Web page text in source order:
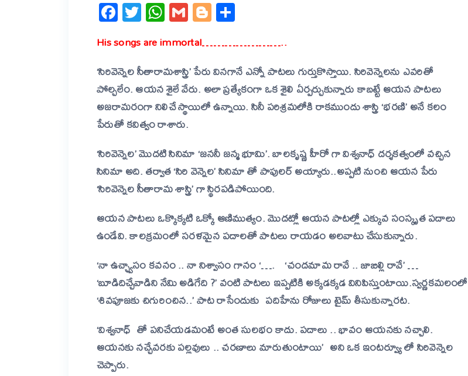
Facebook
Twitter
WhatsApp
GmailBlogger
His songs are immortal…………………..
‘సిరివెన్నెల సీతారామశాస్త్రి’ పేరు వినగానే ఎన్నో పాటలు గుర్తుకొస్తాయి. సిరివెన్నెలను ఎవరితో
పోల్చలేం. ఆయన శైలే వేరు. అలా ప్రత్యేకంగా ఒక శైలి ఏర్పర్చుకున్నారు కాబట్టే ఆయన పాటలు
అజరామరంగా నిలిచే స్థాయిలో ఉన్నాయి. సినీ పరిశ్రమలోకి రాకముందు శాస్త్రి ‘భరణి’ అనే కలం
పేరుతో కవిత్వం రాశారు.
‘సిరివెన్నెల’ మొదటి సినిమా ‘జననీ జన్మ భూమి’. బాలకృష్ణ హీరో గా విశ్వనాధ్ దర్శకత్వంలో వచ్చిన
సినిమా అది. తర్వాత ‘సిరి వెన్నెల’ సినిమా తో పాపులర్ అయ్యారు..అప్పటి నుంచి ఆయన పేరు
‘సిరివెన్నెల సీతారామ శాస్త్రి’ గా స్థిరపడిపోయింది.
ఆయన పాటలు ఒక్కొక్కటి ఒక్కో ఆణిముత్యం. మొదట్లో ఆయన పాటల్లో ఎక్కువ సంస్కృత పదాలు
ఉండేవి. కాలక్రమంలో సరళమైన పదాలతో పాటలు రాయడం అలవాటు చేసుకున్నారు.
‘నా ఉచ్ఛ్వాసం కవనం .. నా నిశ్వాసం గానం ‘…. ‘చందమామ రావే .. జాబిల్లి రావే’ …
‘బూడిదిచ్చేవాడిని నేమి అడిగేది ?’ వంటి పాటలు ఇప్పటికి అక్కడక్కడ వినిపిస్తుంటాయి.స్వర్ణకమలంలో
‘శివపూజకు చిగురించిన..’ పాట రాసేందుకు పదిహేను రోజులు టైమ్ తీసుకున్నారట.
‘విశ్వనాధ్ తో పనిచేయడమంటే అంత సులభం కాదు. పదాలు .. భావం ఆయనకు నచ్చాలి.
ఆయనకు నచ్చేవరకు పల్లవులు .. చరణాలు మారుతుంటాయి’ అని ఒక ఇంటర్వ్యూ లో సిరివెన్నెల
చెప్పారు.